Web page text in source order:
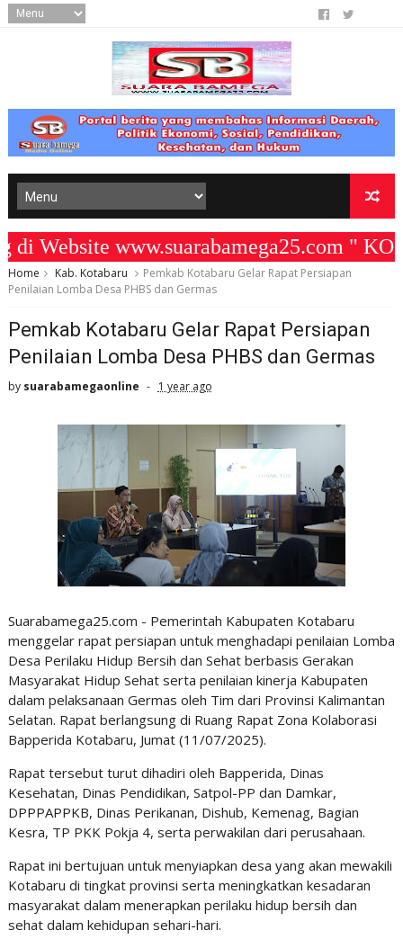
www.suarabamega25.com "
Home Kab. Kotabaru
Pemkab Kotabaru Gelar Rapat Persiapan
Penilaian Lomba Desa PHBS dan Germas
Pemkab Kotabaru Gelar Rapat Persiapan
Penilaian Lomba Desa PHBS dan Germas
by suarabamegaonline 1 year ago
Suarabamega25.com - Pemerintah Kabupaten Kotabaru
menggelar rapat persiapan untuk menghadapi penilaian Lomba
Desa Perilaku Hidup Bersih dan Sehat berbasis Gerakan
Masyarakat Hidup Sehat serta penilaian kinerja Kabupaten
dalam pelaksanaan Germas oleh Tim dari Provinsi Kalimantan
Selatan. Rapat berlangsung di Ruang Rapat Zona Kolaborasi
Bapperida Kotabaru, Jumat (11/07/2025).
Rapat tersebut turut dihadiri oleh Bapperida, Dinas
Kesehatan, Dinas Pendidikan, Satpol-PP dan Damkar,
DPPPAPPKB, Dinas Perikanan, Dishub, Kemenag, Bagian
Kesra, TP PKK Pokja 4, serta perwakilan dari perusahaan.
Rapat ini bertujuan untuk menyiapkan desa yang akan mewakili
Kotabaru di tingkat provinsi serta meningkatkan kesadaran
masyarakat dalam menerapkan perilaku hidup bersih dan
sehat dalam kehidupan sehari-hari.